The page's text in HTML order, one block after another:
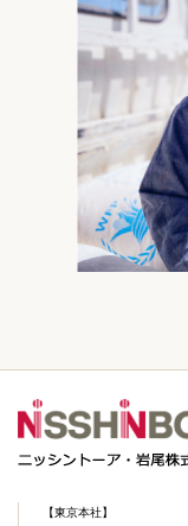
【東京本社】